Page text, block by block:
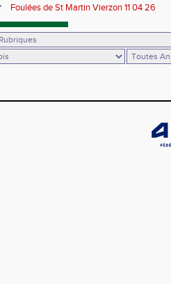
Foulées de St Martin Vierzon 11 04 26